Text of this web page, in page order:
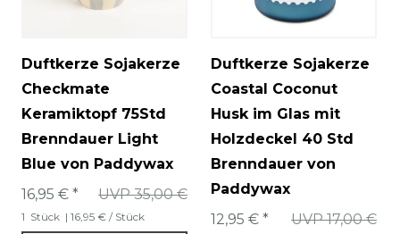
Duftkerze Sojakerze
Checkmate
Keramiktopf 75Std
Brenndauer Light
Blue von Paddywax
UVP 35,00 €
16,95 € *
1 Stück | 16,95 € / Stück
Duftkerze Sojakerze
Coastal Coconut
Husk im Glas mit
Holzdeckel 40 Std
Brenndauer von
Paddywax
UVP 17,00 €
12,95 € *